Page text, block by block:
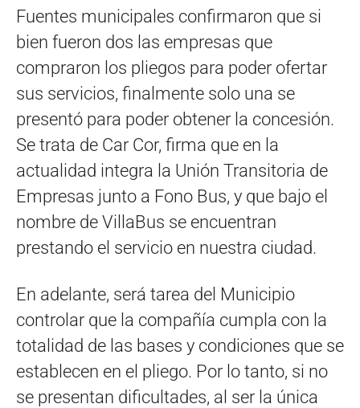
Fuentes municipales confirmaron que si
bien fueron dos las empresas que
compraron los pliegos para poder ofertar
sus servicios, finalmente solo una se
presentó para poder obtener la concesión.
Se trata de Car Cor, firma que en la
actualidad integra la Unión Transitoria de
Empresas junto a Fono Bus, y que bajo el
nombre de VillaBus se encuentran
prestando el servicio en nuestra ciudad.
En adelante, será tarea del Municipio
controlar que la compañía cumpla con la
totalidad de las bases y condiciones que se
establecen en el pliego. Por lo tanto, si no
se presentan dificultades, al ser la única